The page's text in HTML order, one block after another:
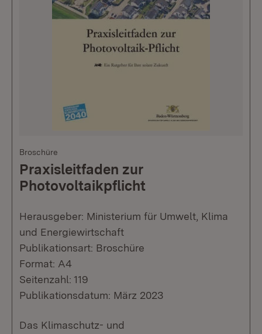
Broschüre
Praxisleitfaden zur
Photovoltaikpflicht
Herausgeber: Ministerium für Umwelt, Klima
und Energiewirtschaft
Publikationsart: Broschüre
Format: A4
Seitenzahl: 119
Publikationsdatum: März 2023
Das Klimaschutz- und